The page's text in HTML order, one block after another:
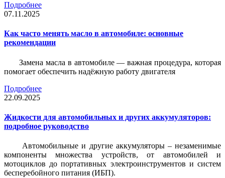
Подробнее
07.11.2025
Как часто менять масло в автомобиле: основные
рекомендации
Замена масла в автомобиле — важная процедура, которая
помогает обеспечить надёжную работу двигателя
Подробнее
22.09.2025
Жидкости для автомобильных и других аккумуляторов:
подробное руководство
Автомобильные и другие аккумуляторы – незаменимые
компоненты множества устройств, от автомобилей и
мотоциклов до портативных электроинструментов и систем
бесперебойного питания (ИБП).